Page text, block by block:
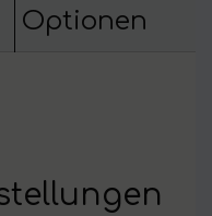
Optionen